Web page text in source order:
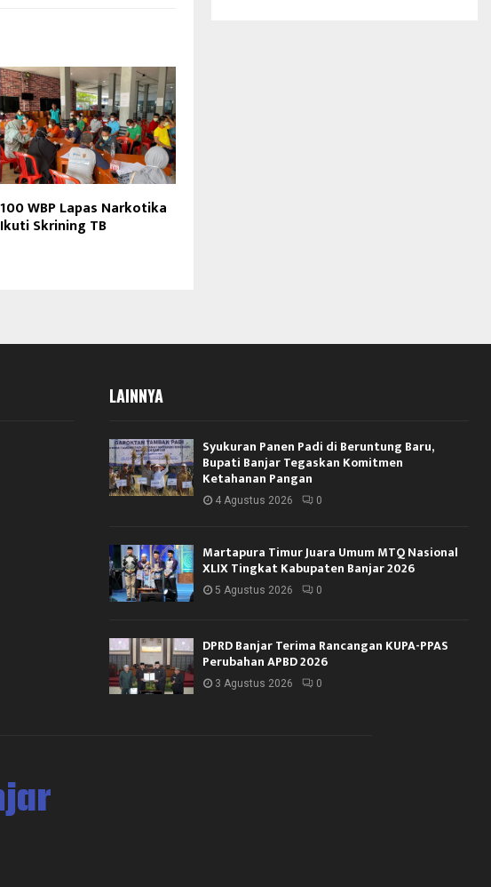
100 WBP Lapas Narkotika
Ikuti Skrining TB
LAINNYA
Syukuran Panen Padi di Beruntung Baru,
Bupati Banjar Tegaskan Komitmen
Ketahanan Pangan
4 Agustus 2026 0
Martapura Timur Juara Umum MTQ Nasional
XLIX Tingkat Kabupaten Banjar 2026
5 Agustus 2026 0
DPRD Banjar Terima Rancangan KUPA-PPAS
Perubahan APBD 2026
3 Agustus 2026 0